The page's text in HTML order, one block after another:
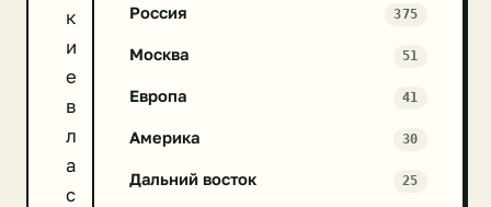
к
и
е
в
л
а
с
Россия 375
Москва 51
Европа 41
Америка 30
Дальний восток 25